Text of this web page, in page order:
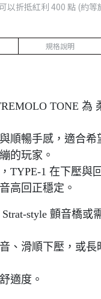
以折抵紅利 400 點 (約等
規格說明
TONE 為
順暢手感，適合希
的玩家。
TYPE-1 在下壓與
高回正穩定。
style 顫音橋或
、滑順下壓，或長
適度。